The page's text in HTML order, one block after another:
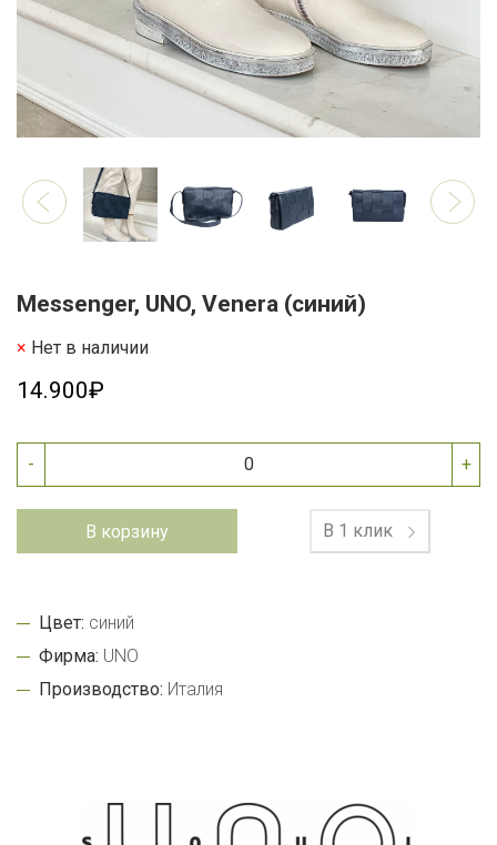
Messenger, UNO, Venera (синий)
Нет в наличии
14.900₽
- +
В корзину В 1 клик
Цвет: синий
Фирма: UNO
Производство: Италия